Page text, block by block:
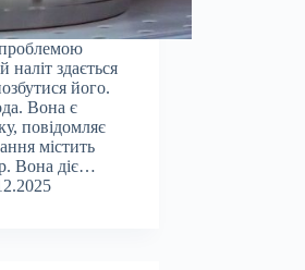
наліт здається
його.
Вона є
повідомляє
містить
Вона діє…